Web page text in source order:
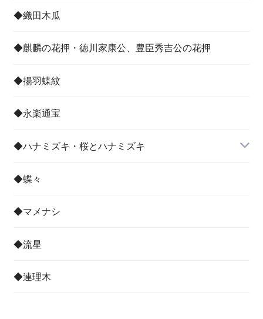
その他
◆織田木瓜
◆麒麟の花押・徳川家康公、豊臣秀吉公の花押
◆揚羽蝶紋
◆永楽通宝
◆ハナミズキ・桜とハナミズキ
◆蝶々
◆マメナシ
◆流星
◆連理木